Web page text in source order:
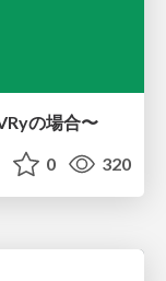
の場合〜
0 320